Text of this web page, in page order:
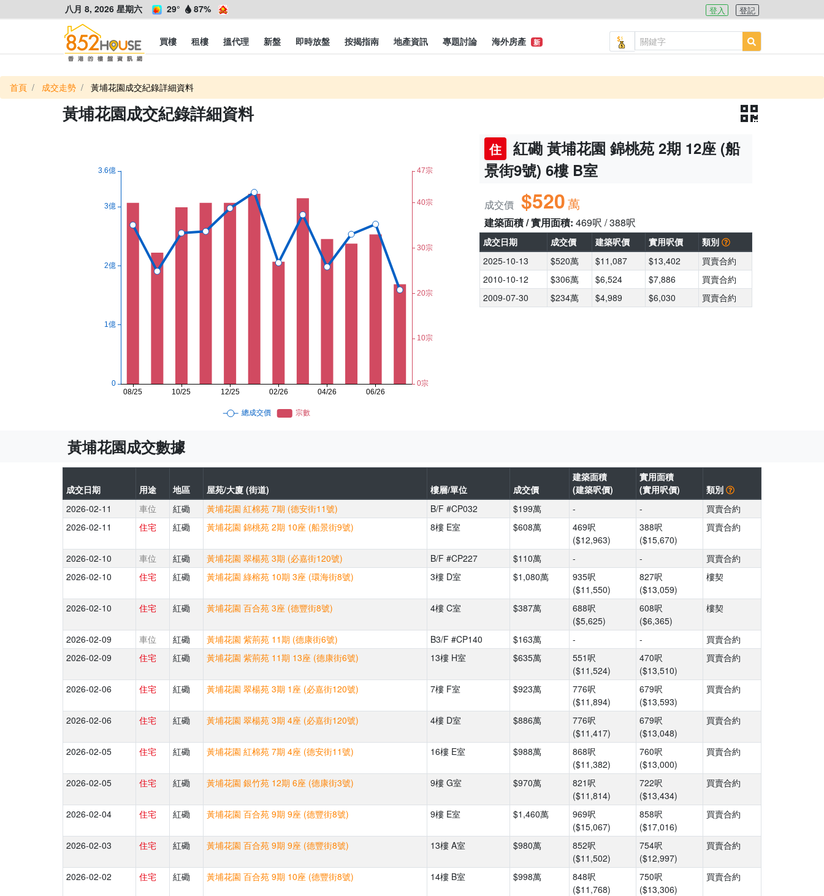
八月 8, 2026 星期六 29° 87% 登入 登記
買樓 租樓 搵代理 新盤 即時放盤 按揭指南 地產資訊 專題討論 海外房產 新
首頁 成交走勢 黃埔花園成交紀錄詳細資料
黃埔花園成交紀錄詳細資料
住
紅磡 黃埔花園 錦桃苑 2期 12座 (船
景街9號) 6樓 B室
成交價 $520萬
建築面積 / 實用面積: 469呎 / 388呎
成交日期 成交價 建築呎價 實用呎價
類別
2025-10-13
$520萬 $11,087 $13,402
買賣合約
2010-10-12
$306萬 $6,524 $7,886
買賣合約
2009-07-30
$234萬 $4,989 $6,030 買賣合約
黃埔花園成交數據
成交日期 用途 地區 屋苑/大廈 (街道) 樓層/單位 成交價
建築面積
(建築呎價)
實用面積
(實用呎價)
類別
2026-02-11
車位 紅磡 黃埔花園 紅棉苑 7期 (德安街11號) B/F #CP032 $199萬 - -
買賣合約
2026-02-11
住宅 紅磡 黃埔花園 錦桃苑 2期 10座 (船景街9號) 8樓 E室 $608萬
469呎
($12,963)
388呎
($15,670)
買賣合約
2026-02-10 車位 紅磡 黃埔花園 翠楊苑 3期 (必嘉街120號) B/F #CP227 $110萬 - -
買賣合約
2026-02-10
住宅 紅磡 黃埔花園 綠榕苑 10期 3座 (環海街8號) 3樓 D室 $1,080萬
935呎
($11,550)
827呎
($13,059)
樓契
2026-02-10 住宅 紅磡 黃埔花園 百合苑 3座 (德豐街8號) 4樓 C室 $387萬
688呎
($5,625)
608呎
($6,365)
樓契
2026-02-09 車位 紅磡 黃埔花園 紫荊苑 11期 (德康街6號) B3/F #CP140 $163萬 - -
買賣合約
2026-02-09
住宅 紅磡 黃埔花園 紫荊苑 11期 13座 (德康街6號) 13樓 H室 $635萬
551呎
($11,524)
470呎
($13,510)
買賣合約
2026-02-06 住宅 紅磡 黃埔花園 翠楊苑 3期 1座 (必嘉街120號) 7樓 F室 $923萬
776呎
($11,894)
679呎
($13,593)
買賣合約
2026-02-06 住宅 紅磡 黃埔花園 翠楊苑 3期 4座 (必嘉街120號) 4樓 D室 $886萬
776呎
($11,417)
679呎
($13,048)
買賣合約
2026-02-05 住宅 紅磡 黃埔花園 紅棉苑 7期 4座 (德安街11號) 16樓 E室 $988萬
868呎
($11,382)
760呎
($13,000)
買賣合約
2026-02-05 住宅 紅磡 黃埔花園 銀竹苑 12期 6座 (德康街3號) 9樓 G室 $970萬
821呎
($11,814)
722呎
($13,434)
買賣合約
2026-02-04 住宅 紅磡 黃埔花園 百合苑 9期 9座 (德豐街8號) 9樓 E室 $1,460萬
969呎
($15,067)
858呎
($17,016)
買賣合約
2026-02-03 住宅 紅磡 黃埔花園 百合苑 9期 9座 (德豐街8號) 13樓 A室 $980萬
852呎
($11,502)
754呎
($12,997)
買賣合約
2026-02-02 住宅 紅磡 黃埔花園 百合苑 9期 10座 (德豐街8號) 14樓 B室 $998萬
848呎
($11,768)
750呎
($13,306)
買賣合約